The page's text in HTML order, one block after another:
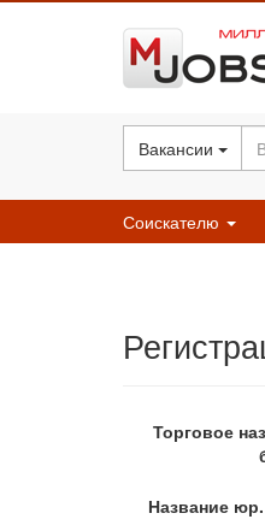
Вакансии
Соискателю
Торговое
Название